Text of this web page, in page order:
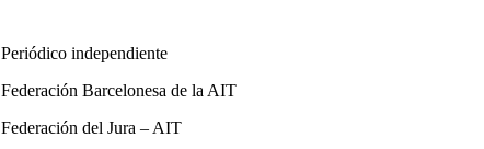
Periódico independiente
Federación Barcelonesa de la AIT
Federación del Jura – AIT